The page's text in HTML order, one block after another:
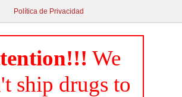
Política de Privacidad
We
ship drugs to